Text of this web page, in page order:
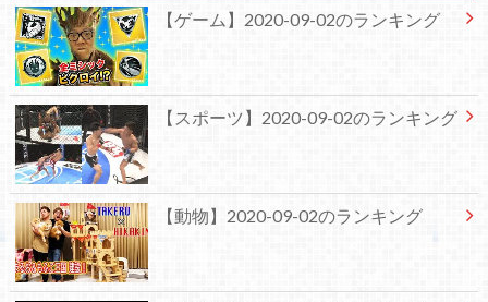
【ゲーム】2020-09-02のランキング
【スポーツ】2020-09-02のランキング
【動物】2020-09-02のランキング